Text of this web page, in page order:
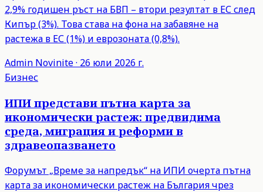
2,9% годишен ръст на БВП – втори резултат в ЕС след
Кипър (3%). Това става на фона на забавяне на
растежа в ЕС (1%) и еврозоната (0,8%).
Admin Novinite· 26 юли 2026 г.
Бизнес
ИПИ представи пътна карта за
икономически растеж: предвидима
среда, миграция и реформи в
здравеопазването
Форумът „Време за напредък“ на ИПИ очерта пътна
карта за икономически растеж на България чрез